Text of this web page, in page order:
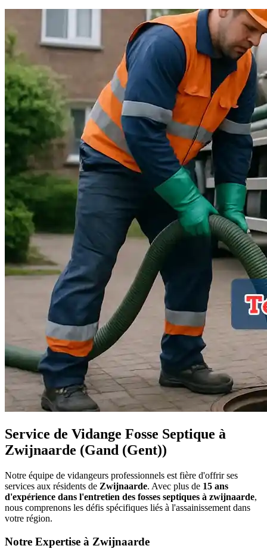
Service de Vidange Fosse Septique à
Zwijnaarde (Gand (Gent))
Notre équipe de vidangeurs professionnels est fière d'offrir ses
services aux résidents de Zwijnaarde. Avec plus de 15 ans
d'expérience dans l'entretien des fosses septiques à zwijnaarde,
nous comprenons les défis spécifiques liés à l'assainissement dans
votre région.
Notre Expertise à Zwijnaarde